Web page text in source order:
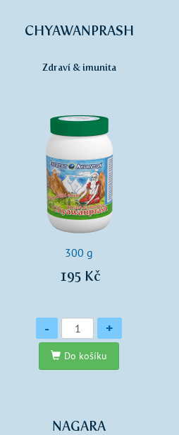
CHYAWANPRASH
Zdraví & imunita
300 g
195 Kč
Množství
- +
Do košíku
NAGARA